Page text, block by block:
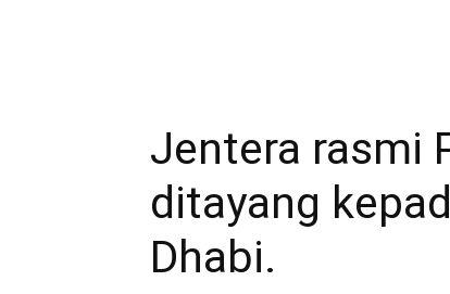
Jentera rasmi
ditayang
Dhabi.